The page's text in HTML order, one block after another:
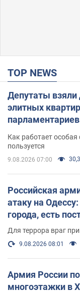
TOP NEWS
Депутаты взяли
элитных
поселился
Как работает
пользуется
9.08.2026 07:00
Российская
атаку на
города, есть
Для террора враг
9.08.2026 08:01
Армия России
многоэтажки в